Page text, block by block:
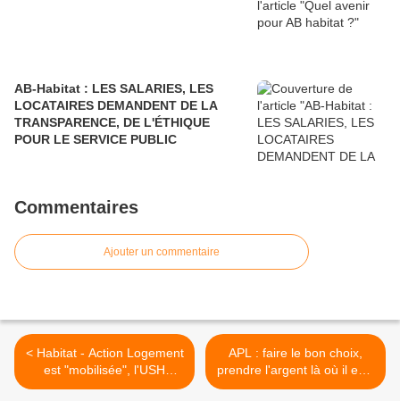
AB-Habitat : LES SALARIES, LES
LOCATAIRES DEMANDENT DE LA
TRANSPARENCE, DE L'ÉTHIQUE
POUR LE SERVICE PUBLIC
Commentaires
Ajouter un commentaire
< Habitat - Action Logement
est "mobilisée", l'USH
claque la porte... toutes les
APL : faire le bon choix,
prendre l'argent là où il est !
>